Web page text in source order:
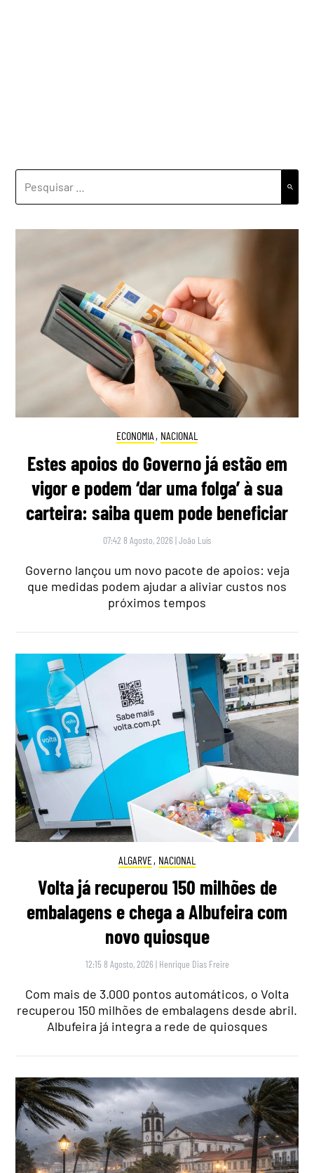
POR:
ECONOMIA , NACIONAL
Estes apoios do Governo já estão em
vigor e podem ‘dar uma folga’ à sua
carteira: saiba quem pode beneficiar
07:42 8 Agosto, 2026 |João Luís
Governo lançou um novo pacote de apoios: veja
que medidas podem ajudar a aliviar custos nos
próximos tempos
ALGARVE, NACIONAL
Volta já recuperou 150 milhões de
embalagens e chega a Albufeira com
novo quiosque
12:15 8 Agosto, 2026 | Henrique Dias Freire
Com mais de 3.000 pontos automáticos, o Volta
recuperou 150 milhões de embalagens desde abril.
Albufeira já integra a rede de quiosques